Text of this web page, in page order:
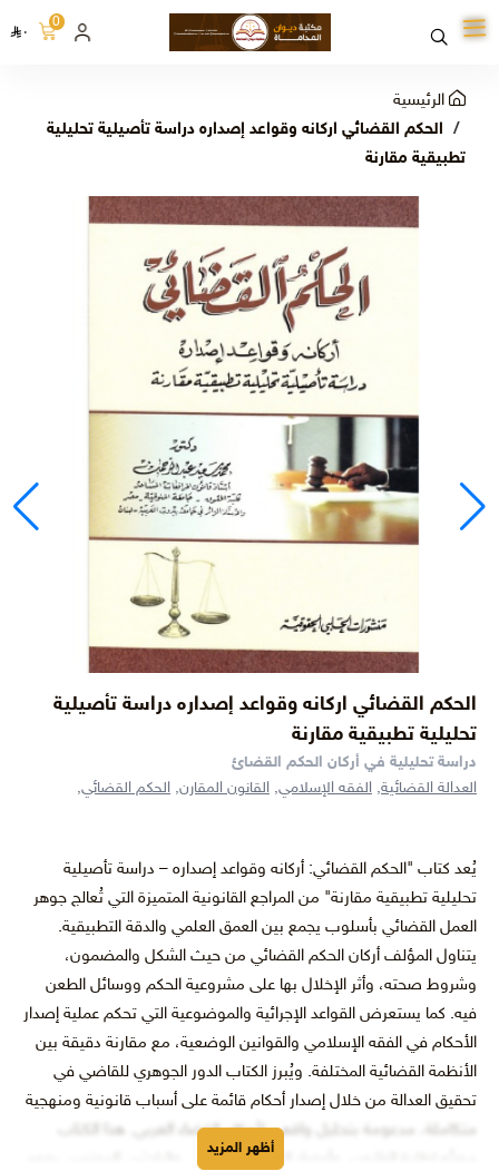
0
٠
الرئيسية
الحكم القضائي اركانه وقواعد إصداره دراسة تأصيلية تحليلية
تطبيقية مقارنة
الحكم القضائي اركانه وقواعد إصداره دراسة تأصيلية
تحليلية تطبيقية مقارنة
دراسة تحليلية في أركان الحكم القضائ
العدالة القضائية, الفقه الإسلامي, القانون المقارن, الحكم القضائي,
يُعد كتاب "الحكم القضائي: أركانه وقواعد إصداره – دراسة تأصيلية
تحليلية تطبيقية مقارنة" من المراجع القانونية المتميزة التي تُعالج جوهر
العمل القضائي بأسلوب يجمع بين العمق العلمي والدقة التطبيقية.
يتناول المؤلف أركان الحكم القضائي من حيث الشكل والمضمون،
وشروط صحته، وأثر الإخلال بها على مشروعية الحكم ووسائل الطعن
فيه. كما يستعرض القواعد الإجرائية والموضوعية التي تحكم عملية إصدار
الأحكام في الفقه الإسلامي والقوانين الوضعية، مع مقارنة دقيقة بين
الأنظمة القضائية المختلفة. ويُبرز الكتاب الدور الجوهري للقاضي في
تحقيق العدالة من خلال إصدار أحكام قائمة على أسباب قانونية ومنهجية
متكاملة، مدعومة بتحليل واقعي لأحكام القضاء العربي. هذا الكتاب
موجَّه لطلبة القانون، وأعضاء السلك القضائي، والباحثين المهتمين بفهم
أظهر المزيد